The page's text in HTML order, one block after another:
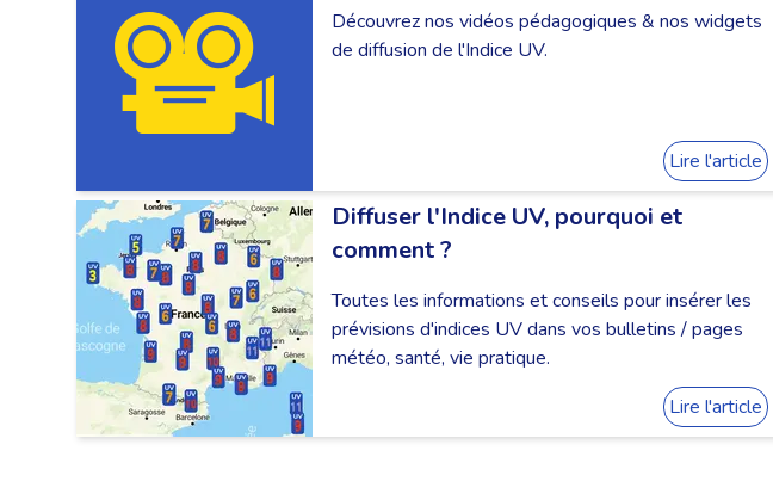
Découvrez nos vidéos pédagogiques & nos widgets
de diffusion de l'Indice UV.
Lire l'article
Diffuser l'Indice UV, pourquoi et
comment ?
Toutes les informations et conseils pour insérer les
prévisions d'indices UV dans vos bulletins / pages
météo, santé, vie pratique.
Lire l'article